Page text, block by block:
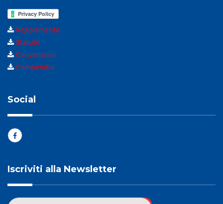
Regolamento
Statuto
Convenzioni
Compendio
Social
Iscriviti alla Newsletter